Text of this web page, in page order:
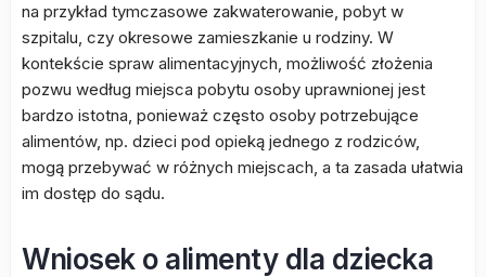
na przykład tymczasowe zakwaterowanie, pobyt w
szpitalu, czy okresowe zamieszkanie u rodziny. W
kontekście spraw alimentacyjnych, możliwość złożenia
pozwu według miejsca pobytu osoby uprawnionej jest
bardzo istotna, ponieważ często osoby potrzebujące
alimentów, np. dzieci pod opieką jednego z rodziców,
mogą przebywać w różnych miejscach, a ta zasada ułatwia
im dostęp do sądu.
Wniosek o alimenty dla dziecka